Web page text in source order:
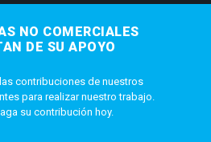
NO COMERCIALES
DE SU APOYO
contribuciones de nuestros
para realizar nuestro trabajo.
su contribución hoy.